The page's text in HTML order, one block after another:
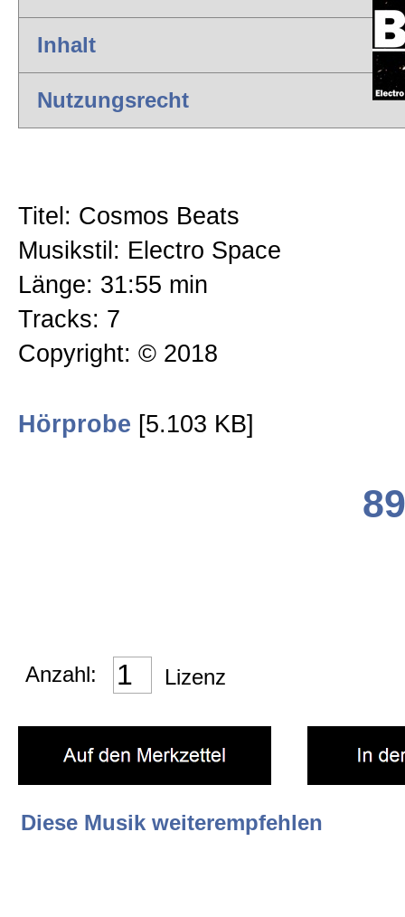
Chartbreaker
Rock & Blues
International
Klaviermusik
Yoga & Spa Musik
Kino Musik
Impressum
AGB
Widerrufsrecht (B2B)
Zur Kasse gehen
Mein Konto
Inhalt
Nutzungsrecht
Titel: Cosmos Beats
Musikstil: Electro Space
Länge: 31:55 min
Tracks: 7
Copyright: © 2018
Hörprobe [5.103 KB]
Anzahl: Lizenz
Diese Musik weiterempfehlen